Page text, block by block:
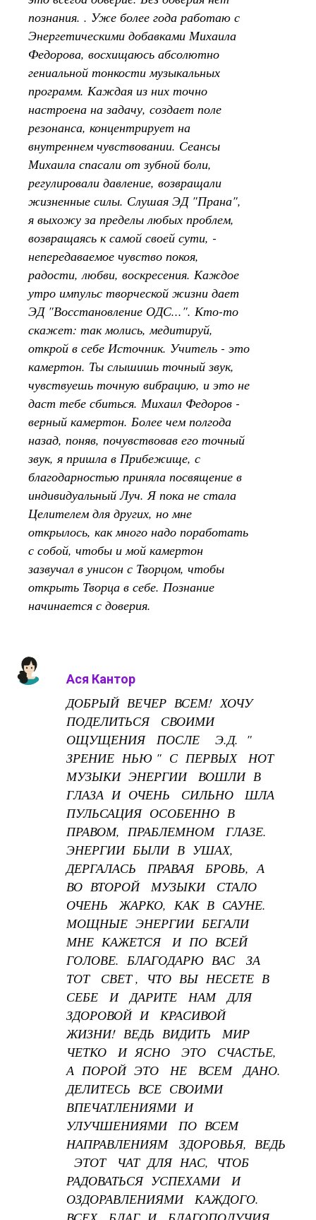
познания. . Уже более года работаю с
Энергетическими добавками Михаила
Федорова, восхищаюсь абсолютно
гениальной тонкости музыкальных
программ. Каждая из них точно
настроена на задачу, создает поле
резонанса, концентрирует на
внутреннем чувствовании. Сеансы
Михаила спасали от зубной боли,
регулировали давление, возвращали
жизненные силы. Слушая ЭД "Прана",
я выхожу за пределы любых проблем,
возвращаясь к самой своей сути, -
непередаваемое чувство покоя,
радости, любви, воскресения. Каждое
утро импульс творческой жизни дает
ЭД "Восстановление ОДС...". Кто-то
скажет: так молись, медитируй,
открой в себе Источник. Учитель - это
камертон. Ты слышишь точный звук,
чувствуешь точную вибрацию, и это не
даст тебе сбиться. Михаил Федоров -
верный камертон. Более чем полгода
назад, поняв, почувствовав его точный
звук, я пришла в Прибежище, с
благодарностью приняла посвящение в
индивидуальный Луч. Я пока не стала
Целителем для других, но мне
открылось, как много надо поработать
с собой, чтобы и мой камертон
зазвучал в унисон с Творцом, чтобы
открыть Творца в себе. Познание
начинается с доверия.
Ася Кантор
ДОБРЫЙ ВЕЧЕР ВСЕМ! ХОЧУ
ПОДЕЛИТЬСЯ СВОИМИ
ОЩУЩЕНИЯ ПОСЛЕ Э.Д. "
ЗРЕНИЕ НЬЮ " С ПЕРВЫХ НОТ
МУЗЫКИ ЭНЕРГИИ ВОШЛИ В
ГЛАЗА И ОЧЕНЬ СИЛЬНО ШЛА
ПУЛЬСАЦИЯ ОСОБЕННО В
ПРАВОМ, ПРАБЛЕМНОМ ГЛАЗЕ.
ЭНЕРГИИ БЫЛИ В УШАХ,
ДЕРГАЛАСЬ ПРАВАЯ БРОВЬ, А
ВО ВТОРОЙ МУЗЫКИ СТАЛО
ОЧЕНЬ ЖАРКО, КАК В САУНЕ.
МОЩНЫЕ ЭНЕРГИИ БЕГАЛИ
МНЕ КАЖЕТСЯ И ПО ВСЕЙ
ГОЛОВЕ. БЛАГОДАРЮ ВАС ЗА
ТОТ СВЕТ , ЧТО ВЫ НЕСЕТЕ В
СЕБЕ И ДАРИТЕ НАМ ДЛЯ
ЗДОРОВОЙ И КРАСИВОЙ
ЖИЗНИ! ВЕДЬ ВИДИТЬ МИР
ЧЕТКО И ЯСНО ЭТО СЧАСТЬЕ,
А ПОРОЙ ЭТО НЕ ВСЕМ ДАНО.
ДЕЛИТЕСЬ ВСЕ СВОИМИ
ВПЕЧАТЛЕНИЯМИ И
УЛУЧШЕНИЯМИ ПО ВСЕМ
НАПРАВЛЕНИЯМ ЗДОРОВЬЯ, ВЕДЬ
ЭТОТ ЧАТ ДЛЯ НАС, ЧТОБ
РАДОВАТЬСЯ УСПЕХАМИ И
ОЗДОРАВЛЕНИЯМИ КАЖДОГО.